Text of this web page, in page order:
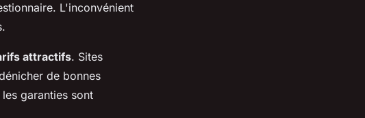
L'inconvénient
attractifs. Sites
de bonnes
garanties sont